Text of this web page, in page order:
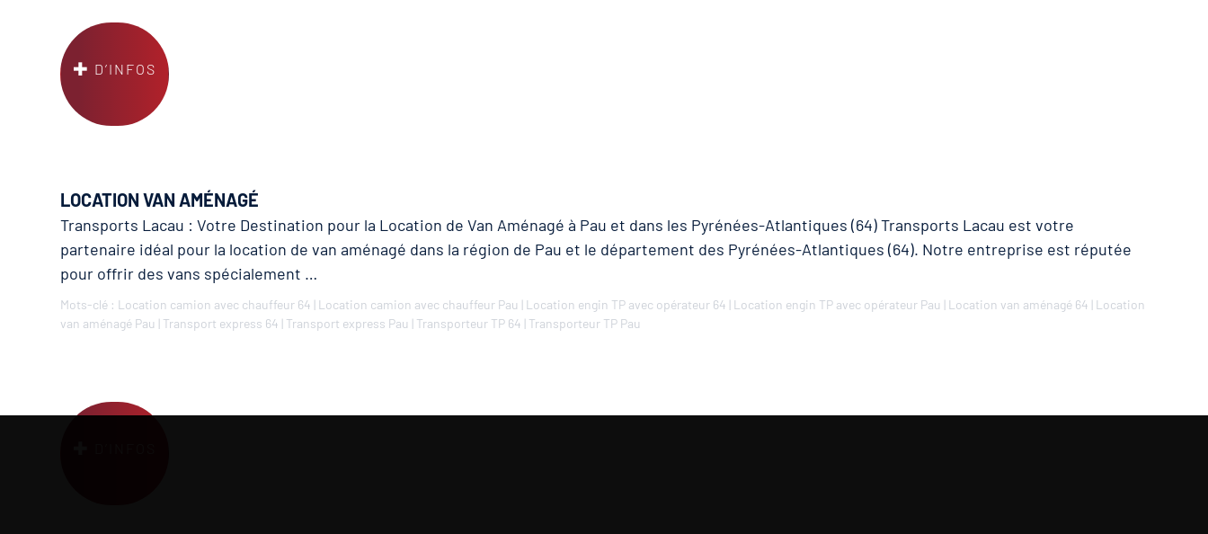
D’INFOS
LOCATION VAN AMÉNAGÉ
Transports Lacau : Votre Destination pour la Location de Van Aménagé à Pau et dans les Pyrénées-Atlantiques (64) Transports Lacau est votre
partenaire idéal pour la location de van aménagé dans la région de Pau et le département des Pyrénées-Atlantiques (64). Notre entreprise est réputée
pour offrir des vans spécialement …
Mots-clé : Location camion avec chauffeur 64 | Location camion avec chauffeur Pau | Location engin TP avec opérateur 64 | Location engin TP avec opérateur Pau | Location van aménagé 64 | Location
van aménagé Pau | Transport express 64 | Transport express Pau | Transporteur TP 64 | Transporteur TP Pau